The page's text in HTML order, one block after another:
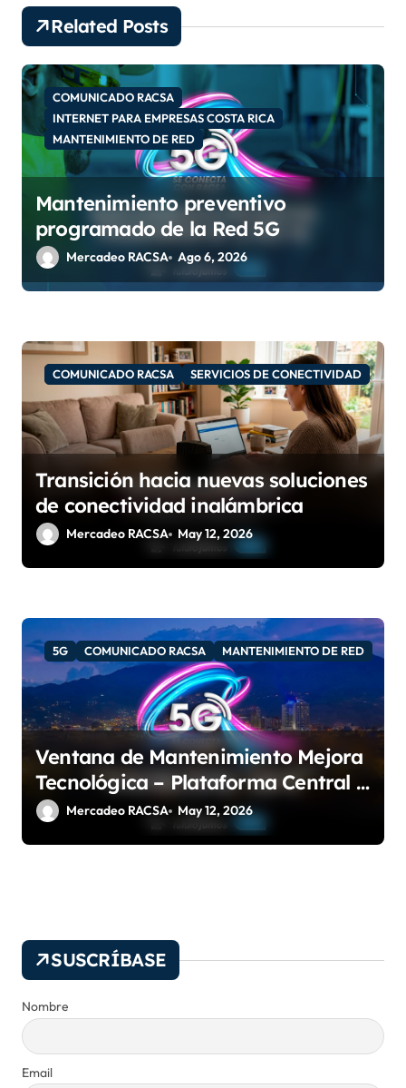
n
d
e
e
n
t
a
Related Posts
COMUNICADO RACSA
INTERNET PARA EMPRESAS COSTA RICA
MANTENIMIENTO DE RED
Mantenimiento preventivo
programado de la Red 5G
Mercadeo RACSA Ago 6, 2026
COMUNICADO RACSA SERVICIOS DE CONECTIVIDAD
Transición hacia nuevas soluciones
de conectividad inalámbrica
Mercadeo RACSA May 12, 2026
5G COMUNICADO RACSA MANTENIMIENTO DE RED
Ventana de Mantenimiento Mejora
Tecnológica – Plataforma Central –
Core 5G
Mercadeo RACSA May 12, 2026
SUSCRÍBASE
Nombre
Email